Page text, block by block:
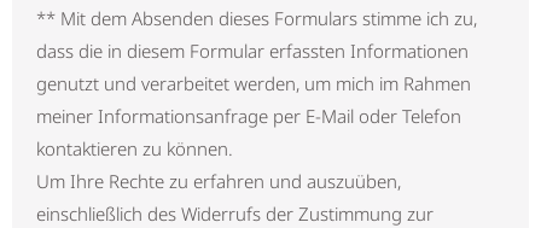
** Mit dem Absenden dieses Formulars stimme ich zu,
dass die in diesem Formular erfassten Informationen
genutzt und verarbeitet werden, um mich im Rahmen
meiner Informationsanfrage per E-Mail oder Telefon
kontaktieren zu können.
Um Ihre Rechte zu erfahren und auszuüben,
einschließlich des Widerrufs der Zustimmung zur